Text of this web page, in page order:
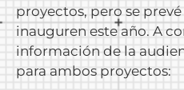
proyectos, pero se
inauguren este año. A
información de la
para ambos proyectos: